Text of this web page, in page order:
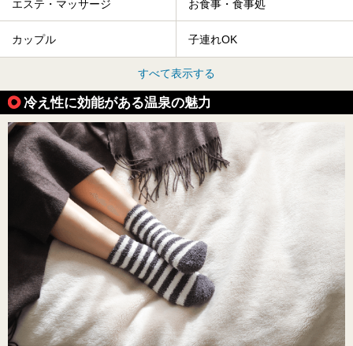
エステ・マッサージ お食事・食事処
カップル 子連れOK
すべて表示する
冷え性に効能がある温泉の魅力